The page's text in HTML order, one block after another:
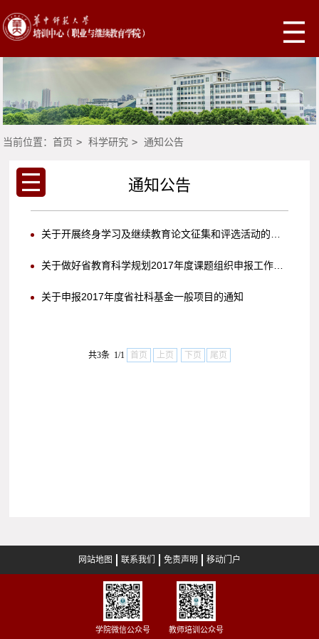
当前位置：首页 > 科学研究 > 通知公告
通知公告
关于开展终身学习及继续教育论文征集和评选活动的通知
关于做好省教育科学规划2017年度课题组织申报工作的通知
关于申报2017年度省社科基金一般项目的通知
共3条 1/1 首页 上页 下页 尾页
网站地图 联系我们 免责声明 移动门户
学院微信公众号 教师培训公众号